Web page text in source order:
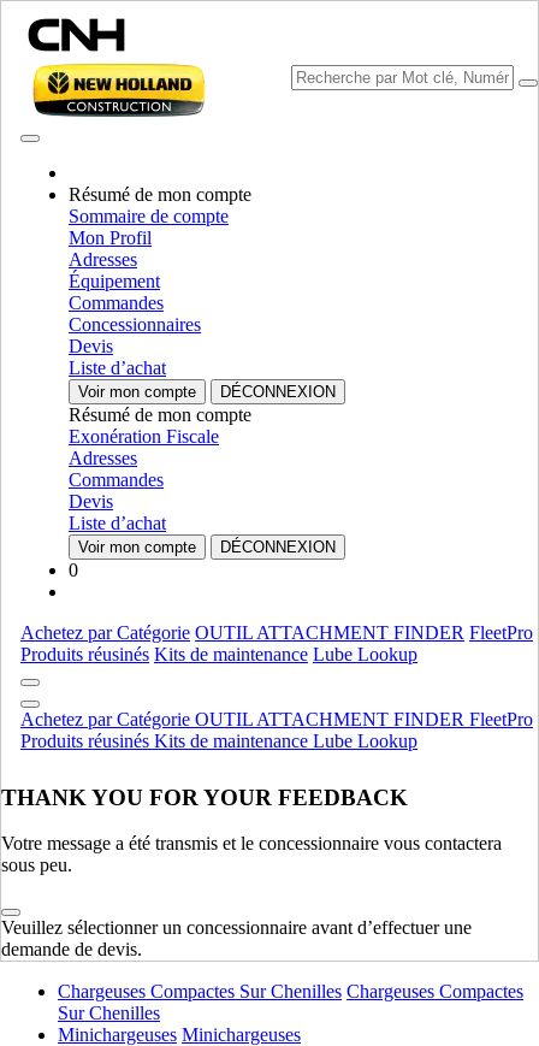
Résumé de mon compte
Sommaire de compte
Mon Profil
Adresses
Équipement
Commandes
Concessionnaires
Devis
Liste d’achat
Voir mon compte DÉCONNEXION
Résumé de mon compte
Exonération Fiscale
Adresses
Commandes
Devis
Liste d’achat
Voir mon compte DÉCONNEXION
0
Achetez par Catégorie OUTIL ATTACHMENT FINDER FleetPro
Produits réusinés Kits de maintenance Lube Lookup
Achetez par Catégorie OUTIL ATTACHMENT FINDER FleetPro
Produits réusinés Kits de maintenance Lube Lookup
THANK YOU FOR YOUR FEEDBACK
Votre message a été transmis et le concessionnaire vous contactera
sous peu.
Veuillez sélectionner un concessionnaire avant d’effectuer une
demande de devis.
Sélectionner marque
Fermer le Menu
ÉQUIPEMENT
AUTORÉPARATION
ÉQUIPEMENTALL ÉQUIPEMENT
Composants d’entraînement
Essieux Moteurs
Composants d’entraînement
Moteur
Ford Ford
MoteurAFFICHER TOUT
Compactage Compactage
Bouteurs Sur Chenilles
Équipement lourd
Équipement léger
Chargeuses Compactes Sur Chenilles Chargeuses Compactes
Sur Chenilles
Minichargeuses Minichargeuses